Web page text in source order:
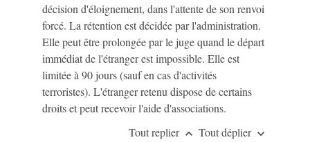
décision d'éloignement, dans l'attente de son renvoi
forcé. La rétention est décidée par l'administration.
Elle peut être prolongée par le juge quand le départ
immédiat de l'étranger est impossible. Elle est
limitée à 90 jours (sauf en cas d'activités
terroristes). L'étranger retenu dispose de certains
droits et peut recevoir l'aide d'associations.
Tout replier keyboard_arrow_up Tout déplier keyboard_arrow_down